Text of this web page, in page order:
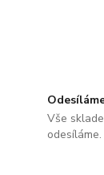
Vše
odesíláme.